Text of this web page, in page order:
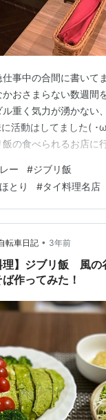
仕事中の合間に書いて
おさまらない数週間
重く気力が湧かない
活動はしてました( ･ω
の食べられるお店に
お店の雰
私の斜め前にト
もかわいいお店でし
笑）。地元の野菜を
イトソースが苦手な
後…
ー #ジブリ飯
とり #タイ料理名店
転車日記 • 3年前
理】ジブリ飯 風の
作ってみた！